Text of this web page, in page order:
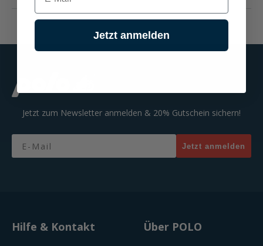
Jetzt zum Newsletter anmelden & 20% Gutschein sichern!
Email
Jetzt anmelden
Hilfe & Kontakt Über POLO
Jetzt anmelden